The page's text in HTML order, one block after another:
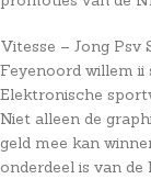
Vitesse – Jong Psv
Feyenoord willem ii
Elektronische
Niet alleen de
geld mee kan
onderdeel is van